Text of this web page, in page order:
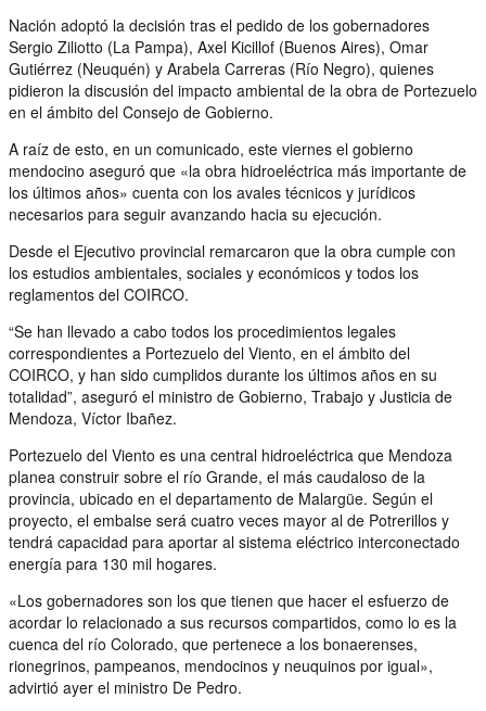
Nación adoptó la decisión tras el pedido de los gobernadores
Sergio Ziliotto (La Pampa), Axel Kicillof (Buenos Aires), Omar
Gutiérrez (Neuquén) y Arabela Carreras (Río Negro), quienes
pidieron la discusión del impacto ambiental de la obra de Portezuelo
en el ámbito del Consejo de Gobierno.
A raíz de esto, en un comunicado, este viernes el gobierno
mendocino aseguró que «la obra hidroeléctrica más importante de
los últimos años» cuenta con los avales técnicos y jurídicos
necesarios para seguir avanzando hacia su ejecución.
Desde el Ejecutivo provincial remarcaron que la obra cumple con
los estudios ambientales, sociales y económicos y todos los
reglamentos del COIRCO.
“Se han llevado a cabo todos los procedimientos legales
correspondientes a Portezuelo del Viento, en el ámbito del
COIRCO, y han sido cumplidos durante los últimos años en su
totalidad”, aseguró el ministro de Gobierno, Trabajo y Justicia de
Mendoza, Víctor Ibañez.
Portezuelo del Viento es una central hidroeléctrica que Mendoza
planea construir sobre el río Grande, el más caudaloso de la
provincia, ubicado en el departamento de Malargüe. Según el
proyecto, el embalse será cuatro veces mayor al de Potrerillos y
tendrá capacidad para aportar al sistema eléctrico interconectado
energía para 130 mil hogares.
«Los gobernadores son los que tienen que hacer el esfuerzo de
acordar lo relacionado a sus recursos compartidos, como lo es la
cuenca del río Colorado, que pertenece a los bonaerenses,
rionegrinos, pampeanos, mendocinos y neuquinos por igual»,
advirtió ayer el ministro De Pedro.